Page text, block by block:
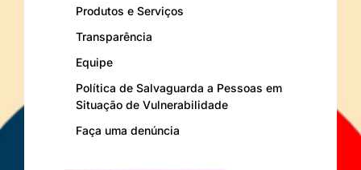
Produtos e Serviços
Transparência
Equipe
Política de Salvaguarda a Pessoas em
Situação de Vulnerabilidade
Faça uma denúncia